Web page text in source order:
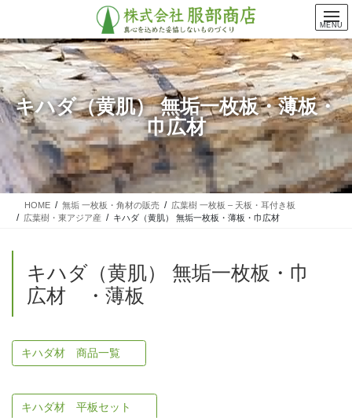
テ
ン
ツ
に
移
動
ゲ
ー
シ
ョ
ン
に
キハダ（黄肌） 無垢一枚板・薄板・
巾広材
HOME 無垢 一枚板・角材の販売
広葉樹 一枚板 – 天板・耳付き板
広葉樹・東アジア産
キハダ（黄肌） 無垢一枚板・薄板・巾広材
キハダ（黄肌） 無垢一枚板・巾
広材 ・薄板
キハダ材 商品一覧
キハダ材 平板セット
MENU